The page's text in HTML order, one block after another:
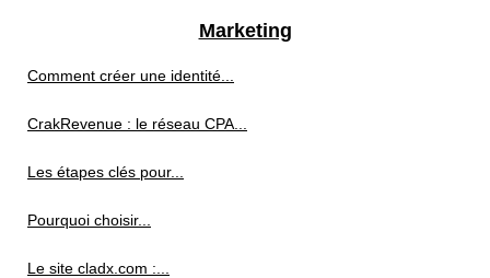
Marketing
Comment créer une identité...
CrakRevenue : le réseau CPA...
Les étapes clés pour...
Pourquoi choisir...
Le site cladx.com :...